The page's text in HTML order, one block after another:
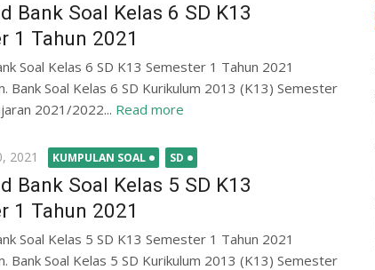
Bank Soal Kelas 6 SD K13
1 Tahun 2021
Soal Kelas 6 SD K13 Semester 1 Tahun 2021
Bank Soal Kelas 6 SD Kurikulum 2013 (K13) Semester
2021/2022... Read more
2021 KUMPULAN SOAL SD
Bank Soal Kelas 5 SD K13
1 Tahun 2021
Soal Kelas 5 SD K13 Semester 1 Tahun 2021
Bank Soal Kelas 5 SD Kurikulum 2013 (K13) Semester